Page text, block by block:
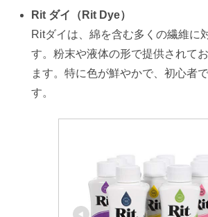
Rit ダイ（Rit Dye）
Ritダイは、綿を含む多くの繊維に
す。粉末や液体の形で提供されて
ます。特に色が鮮やかで、初心者
す。